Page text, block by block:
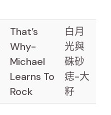
That’s
Why-
Michael
Learns To
Rock
白月
光與
硃砂
痣-大
籽